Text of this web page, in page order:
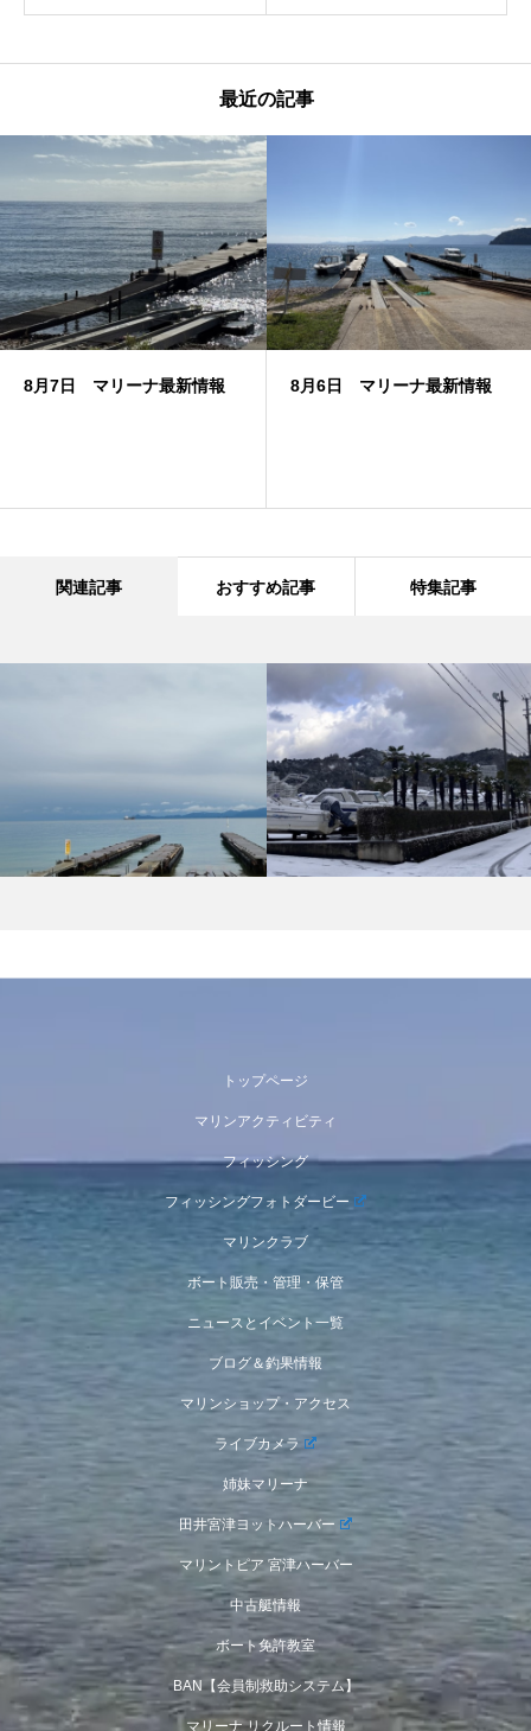
最近の記事
8月7日 マリーナ最新情報 8月6日 マリーナ最新情報
関連記事 おすすめ記事 特集記事
トップページ
マリンアクティビティ
フィッシング
フィッシングフォトダービー
マリンクラブ
ボート販売・管理・保管
ニュースとイベント一覧
ブログ＆釣果情報
マリンショップ・アクセス
ライブカメラ
姉妹マリーナ
田井宮津ヨットハーバー
マリントピア 宮津ハーバー
中古艇情報
ボート免許教室
BAN【会員制救助システム】
マリーナ リクルート情報